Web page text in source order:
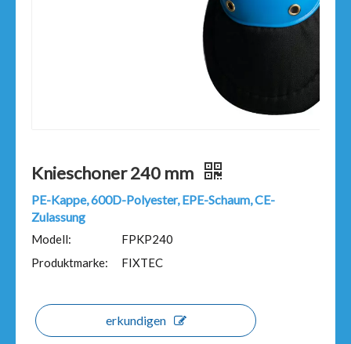
Knieschoner 240 mm
PE-Kappe, 600D-Polyester, EPE-Schaum, CE-
Zulassung
Modell:
FPKP240
Produktmarke:
FIXTEC
erkundigen